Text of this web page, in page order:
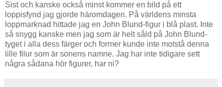
Sist och kanske också minst kommer en bild på ett
loppisfynd jag gjorde häromdagen. På världens minsta
loppmarknad hittade jag en John Blund-figur i blå plast. Inte
så snygg kanske men jag som är helt såld på John Blund-
tyget i alla dess färger och former kunde inte motstå denna
lille filur som är sonens namne. Jag har inte tidigare sett
några sådana hör figurer, har ni?